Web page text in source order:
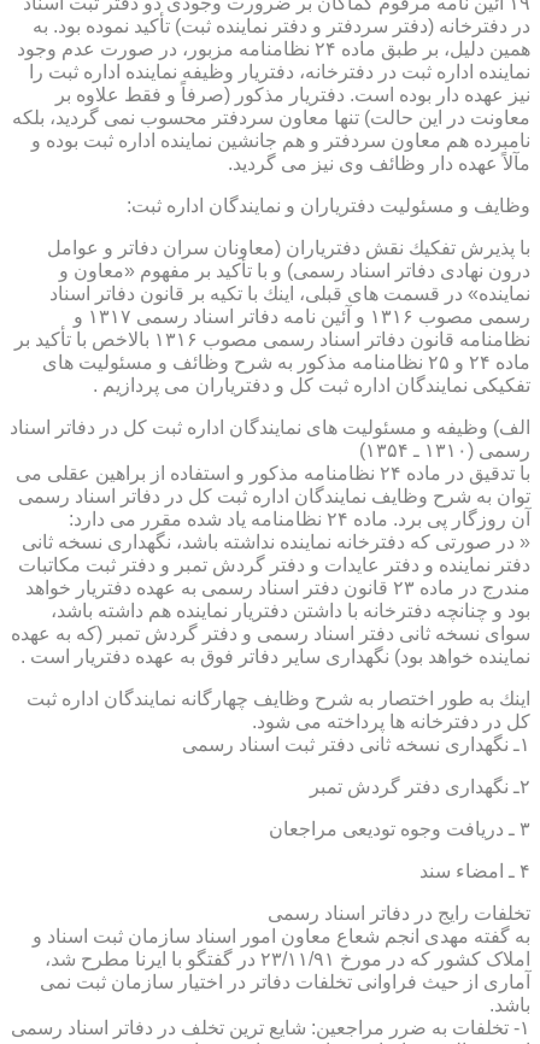
در دفترخانه (دفتر سردفتر و دفتر نماینده ثبت) تأكید نموده بود. به
همین دلیل، بر طبق ماده ۲۴ نظامنامه مزبور، در صورت عدم وجود
نماینده اداره ثبت در دفترخانه، دفتریار وظیفه نماینده اداره ثبت را
نیز عهده دار بوده است. دفتریار مذكور (صرفاً و فقط علاوه بر
معاونت در این حالت) تنها معاون سردفتر محسوب نمی گردید، بلكه
نامبرده هم معاون سردفتر و هم جانشین نماینده اداره ثبت بوده و
مآلاً عهده دار وظائف وی نیز می گردید.
وظایف و مسئولیت دفتریاران و نمایندگان اداره ثبت:
با پذیرش تفكیك نقش دفتریاران (معاونان سران دفاتر و عوامل
درون نهادی دفاتر اسناد رسمی) و با تأكید بر مفهوم «معاون و
نماینده» در قسمت های قبلی، اینك با تكیه بر قانون دفاتر اسناد
رسمی مصوب ۱۳۱۶ و آئین نامه دفاتر اسناد رسمی ۱۳۱۷ و
نظامنامه قانون دفاتر اسناد رسمی مصوب ۱۳۱۶ بالاخص با تأكید بر
ماده ۲۴ و ۲۵ نظامنامه مذكور به شرح وظائف و مسئولیت های
تفكیكی نمایندگان اداره ثبت كل و دفتریاران می پردازیم .
الف) وظیفه و مسئولیت های نمایندگان اداره ثبت كل در دفاتر اسناد
رسمی (۱۳۱۰ ـ ۱۳۵۴)
با تدقیق در ماده ۲۴ نظامنامه مذكور و استفاده از براهین عقلی می
توان به شرح وظایف نمایندگان اداره ثبت كل در دفاتر اسناد رسمی
آن روزگار پی برد. ماده ۲۴ نظامنامه یاد شده مقرر می دارد:
« در صورتی كه دفترخانه نماینده نداشته باشد، نگهداری نسخه ثانی
دفتر نماینده و دفتر عایدات و دفتر گردش تمبر و دفتر ثبت مكاتبات
مندرج در ماده ۲۳ قانون دفتر اسناد رسمی به عهده دفتریار خواهد
بود و چنانچه دفترخانه با داشتن دفتریار نماینده هم داشته باشد،
سوای نسخه ثانی دفتر اسناد رسمی و دفتر گردش تمبر (كه به عهده
نماینده خواهد بود) نگهداری سایر دفاتر فوق به عهده دفتریار است .
اینك به طور اختصار به شرح وظایف چهارگانه نمایندگان اداره ثبت
كل در دفترخانه ها پرداخته می شود.
۱ـ نگهداری نسخه ثانی دفتر ثبت اسناد رسمی
۲ـ نگهداری دفتر گردش تمبر
۳ ـ دریافت وجوه تودیعی مراجعان
۴ ـ امضاء سند
تخلفات رایج در دفاتر اسناد رسمی
به گفته مهدی انجم شعاع معاون امور اسناد سازمان ثبت اسناد و
املاک کشور که در مورخ ۲۳/۱۱/۹۱ در گفتگو با ایرنا مطرح شد،
آماری از حیث فراوانی تخلفات دفاتر در اختیار سازمان ثبت نمی
باشد.
۱- تخلفات به ضرر مراجعین: شایع ترین تخلف در دفاتر اسناد رسمی